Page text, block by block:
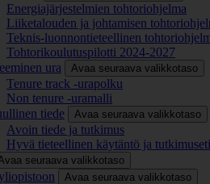
Energiajärjestelmien tohtoriohjelma
Liiketalouden ja johtamisen
Teknis-luonnontieteellinen
Tohtorikoulutuspilotti 2024-2027
ura
Avaa seuraava valikkotaso
Tenure track -urapolku
Non tenure -uramalli
tiede
Avaa seuraava valikkotaso
Avoin tiede ja tutkimus
Hyvä tieteellinen käytäntö ja
seuraava valikkotaso
Avaa seuraava valikkotaso